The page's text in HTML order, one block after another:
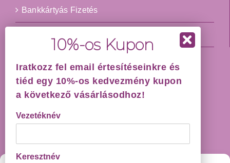
Bankkártyás Fizetés
HÁZHOZSZÁLLÍTÁS GARANCIÁVAL!
Iratkozz fel email értesítéseinkre és
tiéd egy 10%-os kedvezmény kupon
a következő vásárlásodhoz!
Vezetéknév
Keresztnév